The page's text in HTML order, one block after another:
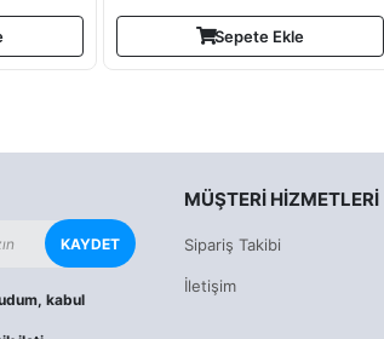
Sepete Ekle
MÜŞTERI HIZMETLERI
Sipariş Takibi
İletişim
KAYDET
kabul